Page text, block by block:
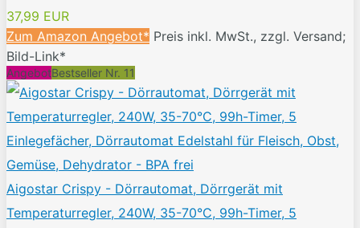
37,99 EUR
Zum Amazon Angebot* Preis inkl. MwSt., zzgl. Versand;
Bild-Link*
AngebotBestseller Nr. 11
Aigostar Crispy - Dörrautomat, Dörrgerät mit
Temperaturregler, 240W, 35-70°C, 99h-Timer, 5